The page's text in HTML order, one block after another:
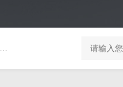
榛子东部枯